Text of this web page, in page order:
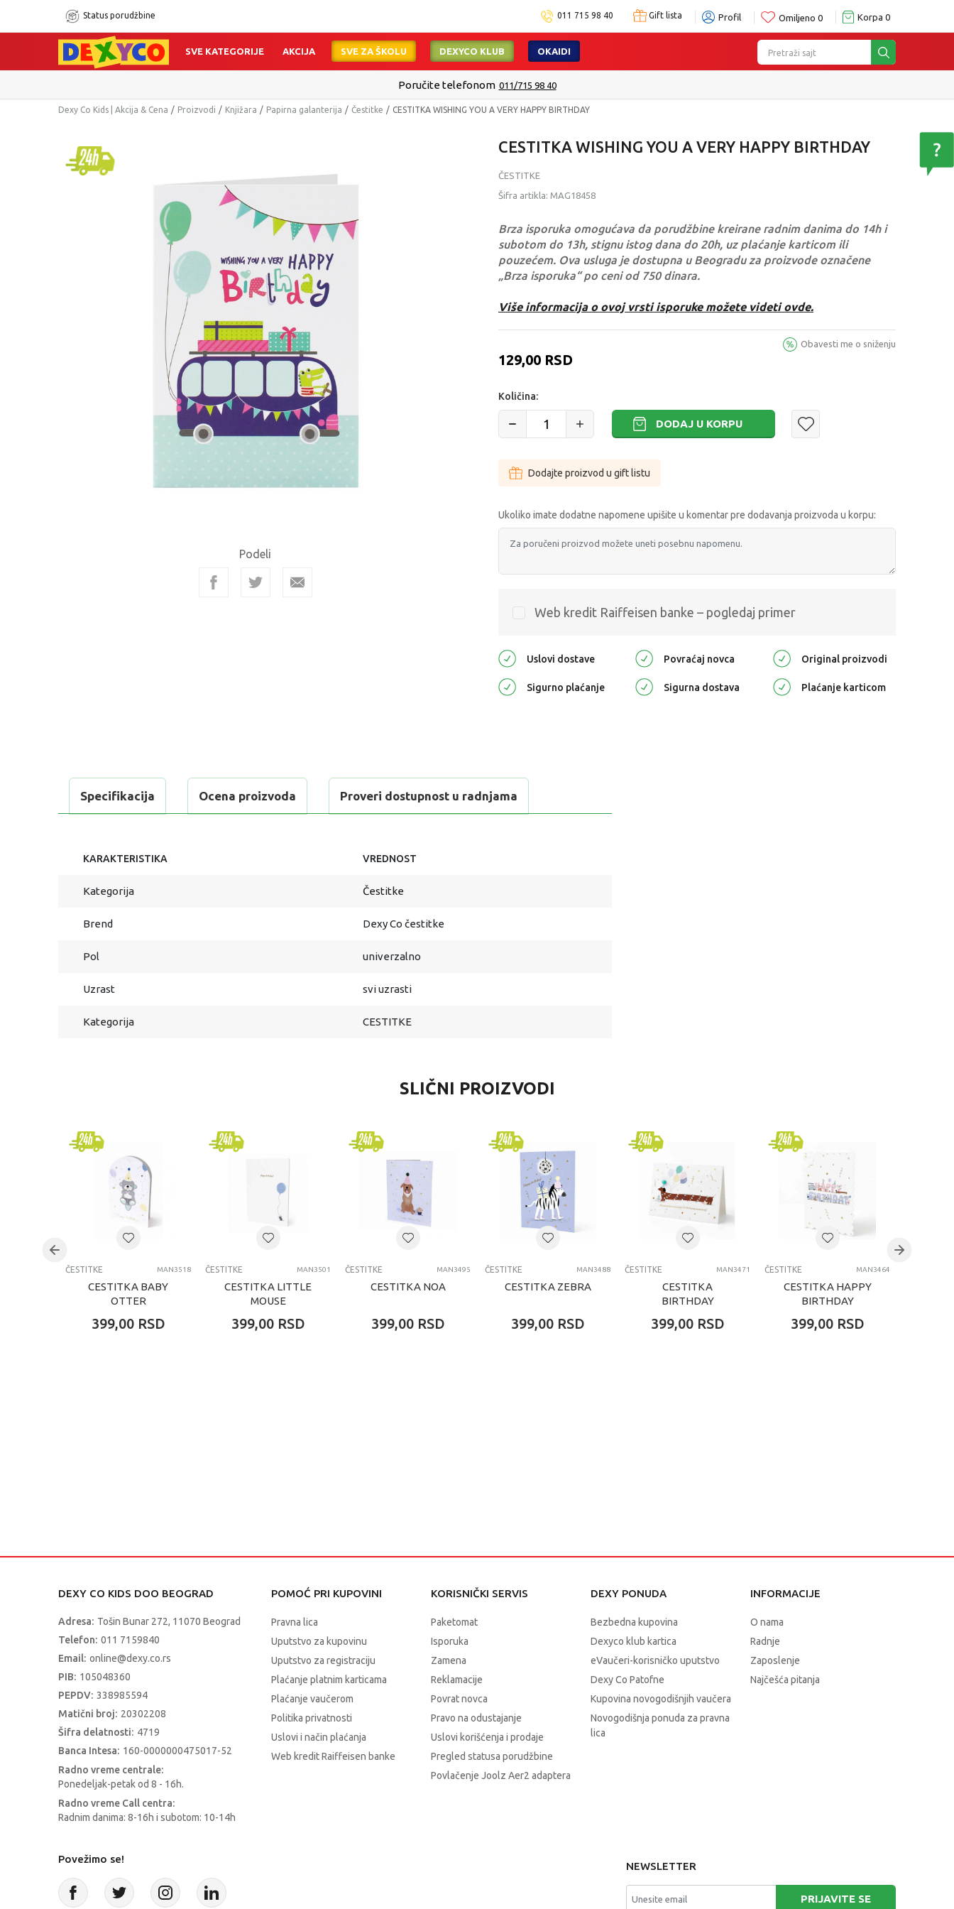
Status porudžbine 011 715 98 40 Gift lista Profil Omiljeno 0 Korpa 0
Pretraži sajt
SVE KATEGORIJE AKCIJA SVE ZA ŠKOLU DEXYCO KLUB OKAIDI
Poručite telefonom 011/715 98 40
Dexy Co Kids | Akcija & Cena Proizvodi Knjižara Papirna galanterija Čestitke CESTITKA WISHING YOU A VERY HAPPY BIRTHDAY
Podeli
CESTITKA WISHING YOU A VERY HAPPY BIRTHDAY
ČESTITKE
Šifra artikla: MAG18458
Brza isporuka omogućava da porudžbine kreirane radnim danima do 14h i
subotom do 13h, stignu istog dana do 20h, uz plaćanje karticom ili
pouzećem. Ova usluga je dostupna u Beogradu za proizvode označene
„Brza isporuka“ po ceni od 750 dinara.
Više informacija o ovoj vrsti isporuke možete videti ovde.
129,00 RSD
Obavesti me o sniženju
Količina:
DODAJ U KORPU
Dodajte proizvod u gift listu
Ukoliko imate dodatne napomene upišite u komentar pre dodavanja proizvoda u korpu:
Web kredit Raiffeisen banke – pogledaj primer
Uslovi dostave Povraćaj novca Original proizvodi
Sigurno plaćanje Sigurna dostava Plaćanje karticom
Specifikacija Ocena proizvoda Proveri dostupnost u radnjama
KARAKTERISTIKA VREDNOST
Kategorija Čestitke
Brend Dexy Co čestitke
Pol univerzalno
Uzrast svi uzrasti
Kategorija CESTITKE
SLIČNI PROIZVODI
ČESTITKE MAN3518
CESTITKA BABY
OTTER
399,00 RSD
ČESTITKE MAN3501
CESTITKA LITTLE
MOUSE
399,00 RSD
ČESTITKE MAN3495
CESTITKA NOA
399,00 RSD
ČESTITKE MAN3488
CESTITKA ZEBRA
399,00 RSD
ČESTITKE MAN3471
CESTITKA
BIRTHDAY
399,00 RSD
ČESTITKE MAN3464
CESTITKA HAPPY
BIRTHDAY
399,00 RSD
DEXY CO KIDS DOO BEOGRAD
Adresa: Tošin Bunar 272, 11070 Beograd
Telefon: 011 7159840
Email: online@dexy.co.rs
PIB: 105048360
PEPDV: 338985594
Matični broj: 20302208
Šifra delatnosti: 4719
Banca Intesa: 160-0000000475017-52
Radno vreme centrale:
Ponedeljak-petak od 8 - 16h.
Radno vreme Call centra:
Radnim danima: 8-16h i subotom: 10-14h
POMOĆ PRI KUPOVINI
Pravna lica
Uputstvo za kupovinu
Uputstvo za registraciju
Plaćanje platnim karticama
Plaćanje vaučerom
Politika privatnosti
Uslovi i način plaćanja
Web kredit Raiffeisen banke
KORISNIČKI SERVIS
Paketomat
Isporuka
Zamena
Reklamacije
Povrat novca
Pravo na odustajanje
Uslovi korišćenja i prodaje
Pregled statusa porudžbine
Povlačenje Joolz Aer2 adaptera
DEXY PONUDA
Bezbedna kupovina
Dexyco klub kartica
eVaučeri-korisničko uputstvo
Dexy Co Patofne
Kupovina novogodišnjih vaučera
Novogodišnja ponuda za pravna
lica
INFORMACIJE
O nama
Radnje
Zaposlenje
Najčešća pitanja
Povežimo se!
NEWSLETTER
PRIJAVITE SE